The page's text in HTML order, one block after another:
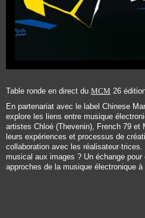
Table ronde en direct du MCM 26
En partenariat avec le label Chinese
explore les liens entre musique
artistes Chloé (Thevenin), French 79 et
leurs expériences et processus de
collaboration avec les
musical aux images ? Un échange
approches de la musique électronique à